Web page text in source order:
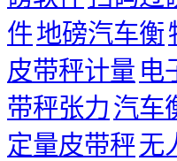
件地磅汽车衡
皮带秤计量 电
带秤张力 汽车
定量皮带秤无